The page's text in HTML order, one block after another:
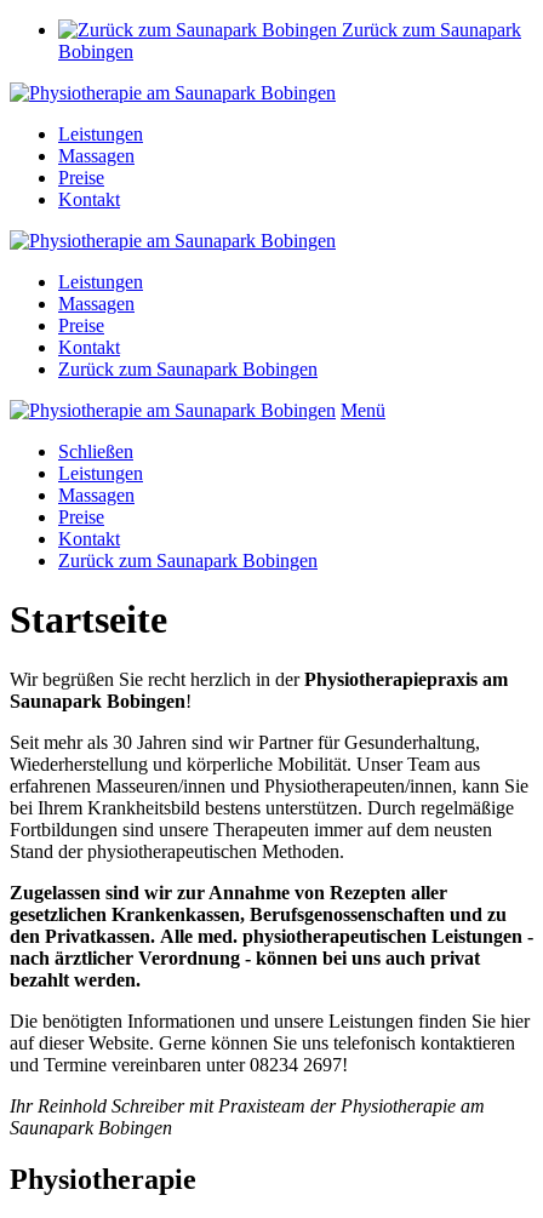
Zurück zum Saunapark
Bobingen
Leistungen
Massagen
Preise
Kontakt
Leistungen
Massagen
Preise
Kontakt
Zurück zum Saunapark Bobingen
Menü
Schließen
Leistungen
Massagen
Preise
Kontakt
Zurück zum Saunapark Bobingen
Startseite
Wir begrüßen Sie recht herzlich in derPhysiotherapiepraxis am
Saunapark Bobingen!
Seit mehr als 30 Jahren sind wir Partner für Gesunderhaltung,
Wiederherstellung und körperliche Mobilität. Unser Team aus
erfahrenen Masseuren/innen und Physiotherapeuten/innen, kann Sie
bei Ihrem Krankheitsbild bestens unterstützen. Durch regelmäßige
Fortbildungen sind unsere Therapeuten immer auf dem neusten
Stand der physiotherapeutischen Methoden.
Zugelassen sind wir zur Annahme von Rezepten aller
gesetzlichen Krankenkassen, Berufsgenossenschaften und zu
den Privatkassen. Alle med. physiotherapeutischen Leistungen -
nach ärztlicher Verordnung - können bei uns auch privat
bezahlt werden.
Die benötigten Informationen und unsere Leistungen finden Sie hier
auf dieser Website. Gerne können Sie uns telefonisch kontaktieren
und Termine vereinbaren unter 08234 2697!
Ihr Reinhold Schreiber mit Praxisteam der Physiotherapie am
Saunapark Bobingen
Physiotherapie